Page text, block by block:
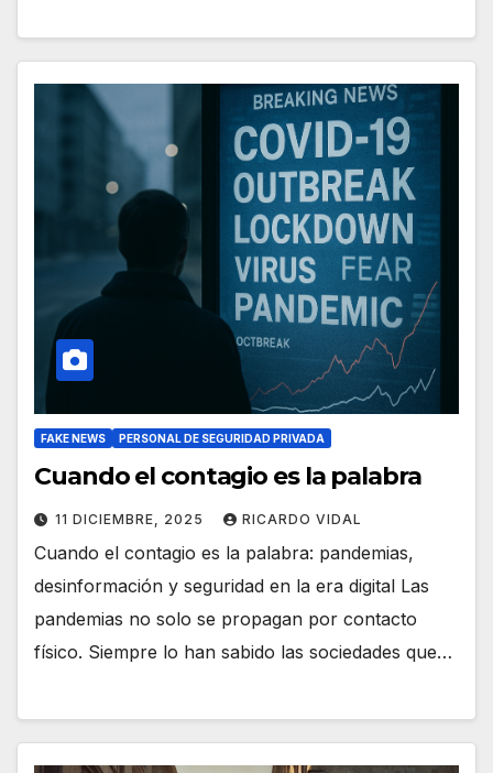
FAKE NEWS PERSONAL DE SEGURIDAD PRIVADA
Cuando el contagio es la palabra
11 DICIEMBRE, 2025 RICARDO VIDAL
Cuando el contagio es la palabra: pandemias,
desinformación y seguridad en la era digital Las
pandemias no solo se propagan por contacto
físico. Siempre lo han sabido las sociedades que…